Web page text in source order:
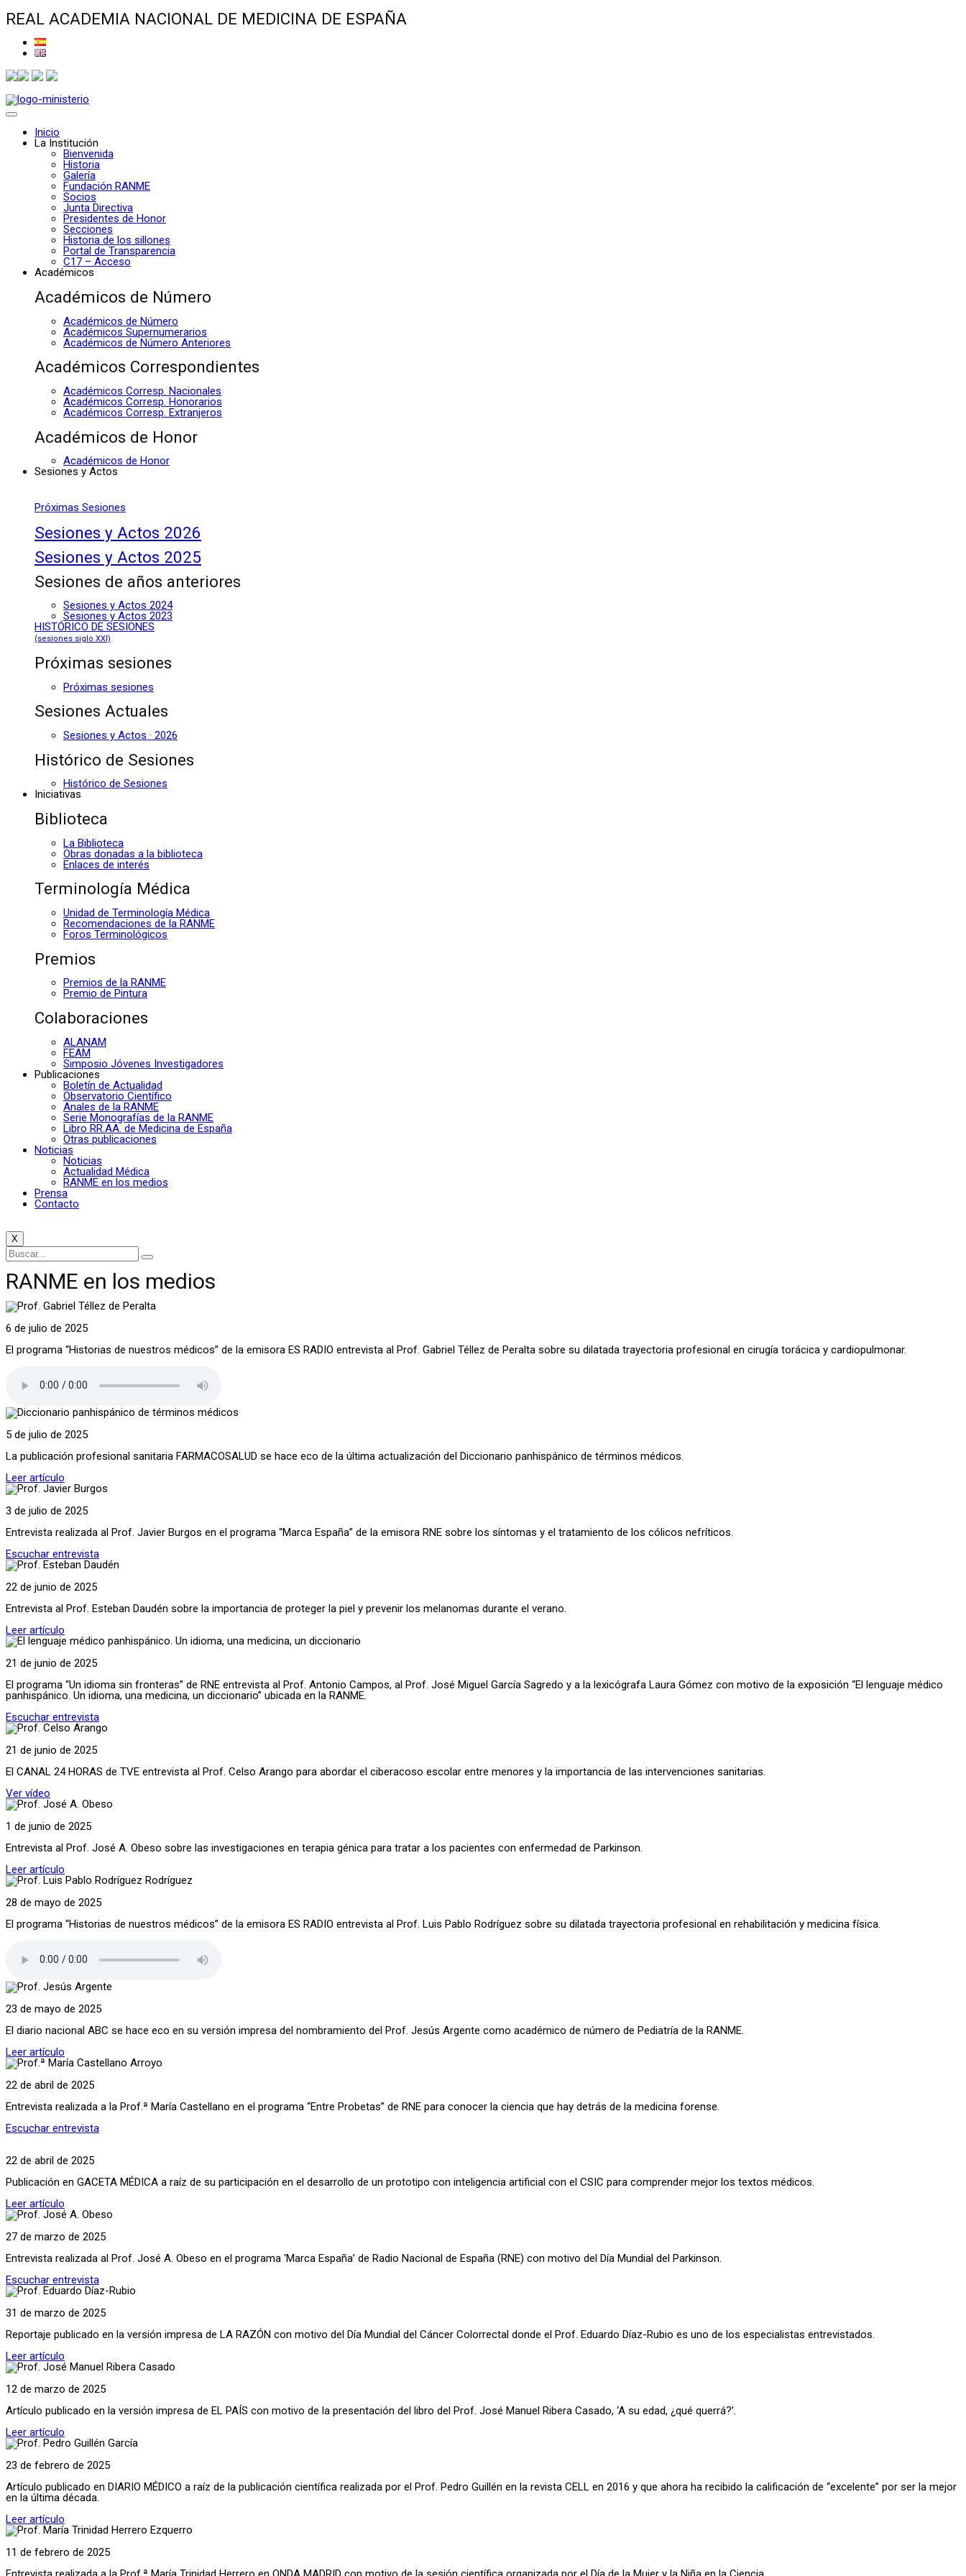
REAL ACADEMIA NACIONAL DE MEDICINA DE ESPAÑA
Inicio
La Institución
Bienvenida
Historia
Galería
Fundación RANME
Socios
Junta Directiva
Presidentes de Honor
Secciones
Historia de los sillones
Portal de Transparencia
C17 – Acceso
Académicos
Académicos de Número
Académicos de Número
Académicos Supernumerarios
Académicos de Número Anteriores
Académicos Correspondientes
Académicos Corresp. Nacionales
Académicos Corresp. Honorarios
Académicos Corresp. Extranjeros
Académicos de Honor
Académicos de Honor
Sesiones y Actos
Próximas Sesiones
Sesiones y Actos 2026
Sesiones y Actos 2025
Sesiones de años anteriores
Sesiones y Actos 2024
Sesiones y Actos 2023
HISTÓRICO DE SESIONES
(sesiones siglo XXI)
Próximas sesiones
Próximas sesiones
Sesiones Actuales
Sesiones y Actos · 2026
Histórico de Sesiones
Histórico de Sesiones
Iniciativas
Biblioteca
La Biblioteca
Obras donadas a la biblioteca
Enlaces de interés
Terminología Médica
Unidad de Terminología Médica
Recomendaciones de la RANME
Foros Terminológicos
Premios
Premios de la RANME
Premio de Pintura
Colaboraciones
ALANAM
FEAM
Simposio Jóvenes Investigadores
Publicaciones
Boletín de Actualidad
Observatorio Científico
Anales de la RANME
Serie Monografías de la RANME
Libro RR.AA. de Medicina de España
Otras publicaciones
Noticias
Noticias
Actualidad Médica
RANME en los medios
Prensa
Contacto
X
RANME en los medios
6 de julio de 2025
El programa “Historias de nuestros médicos” de la emisora ES RADIO entrevista al Prof. Gabriel Téllez de Peralta sobre su dilatada trayectoria profesional en cirugía torácica y cardiopulmonar.
5 de julio de 2025
La publicación profesional sanitaria FARMACOSALUD se hace eco de la última actualización del Diccionario panhispánico de términos médicos.
Leer artículo
3 de julio de 2025
Entrevista realizada al Prof. Javier Burgos en el programa “Marca España” de la emisora RNE sobre los síntomas y el tratamiento de los cólicos nefríticos.
Escuchar entrevista
22 de junio de 2025
Entrevista al Prof. Esteban Daudén sobre la importancia de proteger la piel y prevenir los melanomas durante el verano.
Leer artículo
21 de junio de 2025
El programa “Un idioma sin fronteras” de RNE entrevista al Prof. Antonio Campos, al Prof. José Miguel García Sagredo y a la lexicógrafa Laura Gómez con motivo de la exposición “El lenguaje médico
panhispánico. Un idioma, una medicina, un diccionario” ubicada en la RANME.
Escuchar entrevista
21 de junio de 2025
El CANAL 24 HORAS de TVE entrevista al Prof. Celso Arango para abordar el ciberacoso escolar entre menores y la importancia de las intervenciones sanitarias.
Ver vídeo
1 de junio de 2025
Entrevista al Prof. José A. Obeso sobre las investigaciones en terapia génica para tratar a los pacientes con enfermedad de Parkinson.
Leer artículo
28 de mayo de 2025
El programa “Historias de nuestros médicos” de la emisora ES RADIO entrevista al Prof. Luis Pablo Rodríguez sobre su dilatada trayectoria profesional en rehabilitación y medicina física.
23 de mayo de 2025
El diario nacional ABC se hace eco en su versión impresa del nombramiento del Prof. Jesús Argente como académico de número de Pediatría de la RANME.
Leer artículo
22 de abril de 2025
Entrevista realizada a la Prof.ª María Castellano en el programa “Entre Probetas” de RNE para conocer la ciencia que hay detrás de la medicina forense.
Escuchar entrevista
22 de abril de 2025
Publicación en GACETA MÉDICA a raíz de su participación en el desarrollo de un prototipo con inteligencia artificial con el CSIC para comprender mejor los textos médicos.
Leer artículo
27 de marzo de 2025
Entrevista realizada al Prof. José A. Obeso en el programa ‘Marca España’ de Radio Nacional de España (RNE) con motivo del Día Mundial del Parkinson.
Escuchar entrevista
31 de marzo de 2025
Reportaje publicado en la versión impresa de LA RAZÓN con motivo del Día Mundial del Cáncer Colorrectal donde el Prof. Eduardo Díaz-Rubio es uno de los especialistas entrevistados.
Leer artículo
12 de marzo de 2025
Artículo publicado en la versión impresa de EL PAÍS con motivo de la presentación del libro del Prof. José Manuel Ribera Casado, ‘A su edad, ¿qué querrá?’.
Leer artículo
23 de febrero de 2025
Artículo publicado en DIARIO MÉDICO a raíz de la publicación científica realizada por el Prof. Pedro Guillén en la revista CELL en 2016 y que ahora ha recibido la calificación de “excelente” por ser la mejor
en la última década.
Leer artículo
11 de febrero de 2025